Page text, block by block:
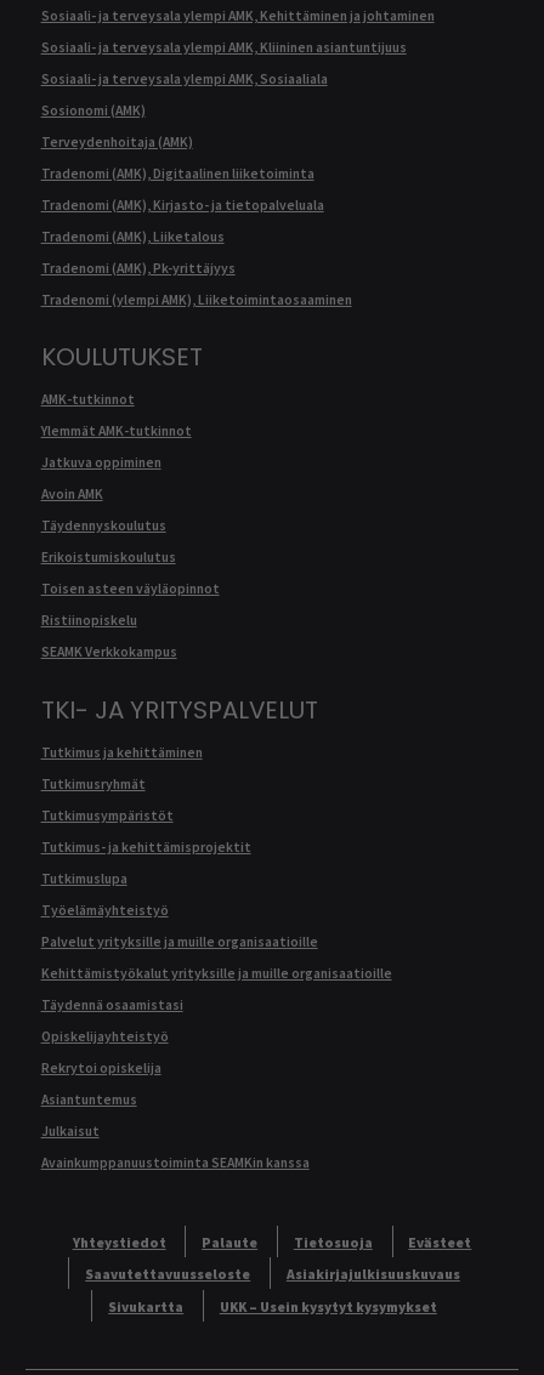
Sosiaali- ja terveysala ylempi AMK, Kehittäminen ja johtaminen
Sosiaali- ja terveysala ylempi AMK, Kliininen asiantuntijuus
Sosiaali- ja terveysala ylempi AMK, Sosiaaliala
Sosionomi (AMK)
Terveydenhoitaja (AMK)
Tradenomi (AMK), Digitaalinen liiketoiminta
Tradenomi (AMK), Kirjasto- ja tietopalveluala
Tradenomi (AMK), Liiketalous
Tradenomi (AMK), Pk-yrittäjyys
Tradenomi (ylempi AMK), Liiketoimintaosaaminen
KOULUTUKSET
AMK-tutkinnot
Ylemmät AMK-tutkinnot
Jatkuva oppiminen
Avoin AMK
Täydennyskoulutus
Erikoistumiskoulutus
Toisen asteen väyläopinnot
Ristiinopiskelu
SEAMK Verkkokampus
TKI- JA YRITYSPALVELUT
Tutkimus ja kehittäminen
Tutkimusryhmät
Tutkimusympäristöt
Tutkimus- ja kehittämisprojektit
Tutkimuslupa
Työelämäyhteistyö
Palvelut yrityksille ja muille organisaatioille
Kehittämistyökalut yrityksille ja muille organisaatioille
Täydennä osaamistasi
Opiskelijayhteistyö
Rekrytoi opiskelija
Asiantuntemus
Julkaisut
Avainkumppanuustoiminta SEAMKin kanssa
Yhteystiedot Palaute Tietosuoja
Evästeet
Saavutettavuusseloste
Asiakirjajulkisuuskuvaus
Sivukartta
UKK – Usein kysytyt kysymykset